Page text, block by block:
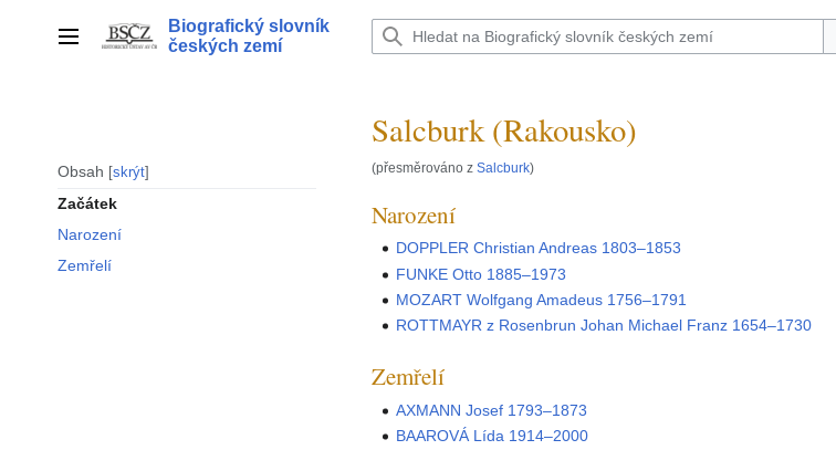
Hlavní menu
Biografický slovník
českých zemí
Obsah skrýt
Začátek
Narození
Zemřelí
Salcburk (Rakousko)
(přesměrováno z Salcburk)
Narození
DOPPLER Christian Andreas 1803–1853
FUNKE Otto 1885–1973
MOZART Wolfgang Amadeus 1756–1791
ROTTMAYR z Rosenbrun Johan Michael Franz 1654–1730
Zemřelí
AXMANN Josef 1793–1873
BAAROVÁ Lída 1914–2000